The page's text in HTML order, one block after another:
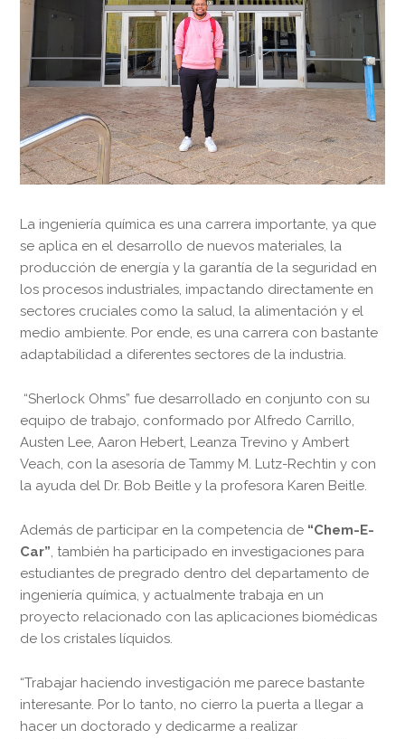
La ingeniería química es una carrera importante, ya que
se aplica en el desarrollo de nuevos materiales, la
producción de energía y la garantía de la seguridad en
los procesos industriales, impactando directamente en
sectores cruciales como la salud, la alimentación y el
medio ambiente. Por ende, es una carrera con bastante
adaptabilidad a diferentes sectores de la industria.
“Sherlock Ohms” fue desarrollado en conjunto con su
equipo de trabajo, conformado por Alfredo Carrillo,
Austen Lee, Aaron Hebert, Leanza Trevino y Ambert
Veach, con la asesoría de Tammy M. Lutz-Rechtin y con
la ayuda del Dr. Bob Beitle y la profesora Karen Beitle.
Además de participar en la competencia de “Chem-E-
Car”, también ha participado en investigaciones para
estudiantes de pregrado dentro del departamento de
ingeniería química, y actualmente trabaja en un
proyecto relacionado con las aplicaciones biomédicas
de los cristales líquidos.
“Trabajar haciendo investigación me parece bastante
interesante. Por lo tanto, no cierro la puerta a llegar a
hacer un doctorado y dedicarme a realizar